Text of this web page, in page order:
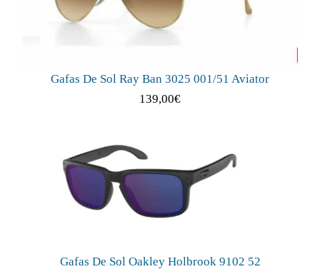
Gafas De Sol Ray Ban 3025 001/51 Aviator
139,00€
Gafas De Sol Oakley Holbrook 9102 52